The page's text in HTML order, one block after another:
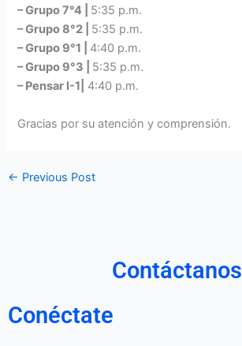
– Grupo 7°4 | 5:35 p.m.
– Grupo 8°2 | 5:35 p.m.
– Grupo 9°1 | 4:40 p.m.
– Grupo 9°3 | 5:35 p.m.
– Pensar I-1|
4:40 p.m.
Gracias por su atención y comprensión.
← Previous Post
Contáctanos
Conéctate